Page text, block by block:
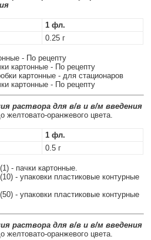
1 фл.
0.25 г
- По рецепту
картонные - По рецепту
картонные - для стационаров
картонные - По рецепту
раствора для в/в и в/м введения
желтовато-оранжевого цвета.
1 фл.
0.5 г
- пачки картонные.
- упаковки пластиковые контурные
- упаковки пластиковые контурные
раствора для в/в и в/м введения
желтовато-оранжевого цвета.